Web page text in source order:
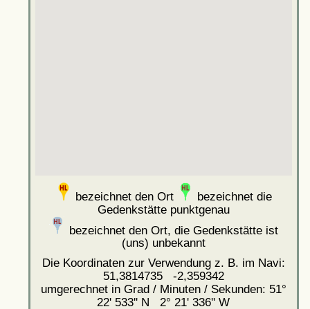
bezeichnet den Ort
bezeichnet die
Gedenkstätte punktgenau
bezeichnet den Ort, die Gedenkstätte ist
(uns) unbekannt
Die Koordinaten zur Verwendung z. B. im Navi:
51,3814735 -2,359342
umgerechnet in Grad / Minuten / Sekunden: 51°
22' 533'' N 2° 21' 336'' W